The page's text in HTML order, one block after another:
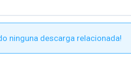
ninguna descarga relacionada!